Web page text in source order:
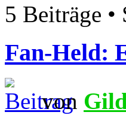
5 Beiträge •
Fan-Held:
von